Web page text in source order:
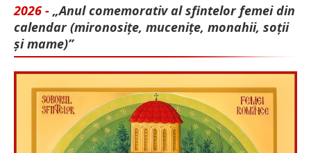
2026 - „Anul comemorativ al sfintelor femei din
calendar (mironosițe, mu­cenițe, monahii, soții
și mame)”